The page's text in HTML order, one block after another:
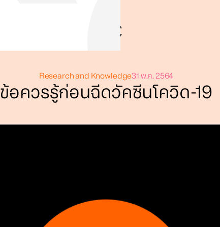
Research and Knowledge31 พ.ค. 2564
ข้อควรรู้ก่อนฉีดวัคซีนโควิด-19